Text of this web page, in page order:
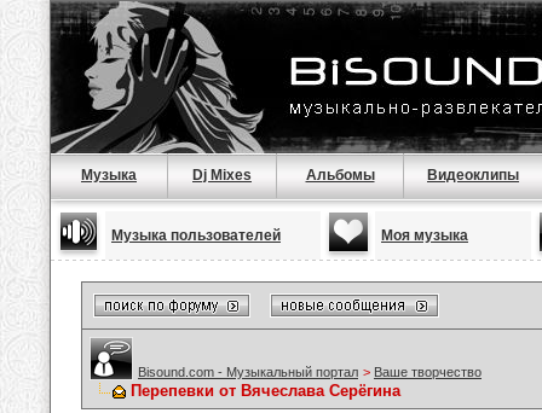
Музыка Dj Mixes Альбомы Видеоклипы
Музыка пользователей Моя музыка
Bisound.com - Музыкальный портал > Ваше творчество
Перепевки от Вячеслава Серёгина